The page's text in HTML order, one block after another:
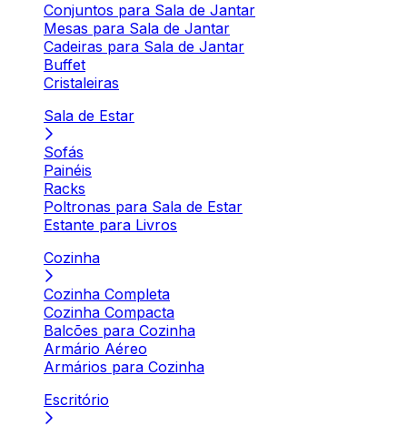
Conjuntos para Sala de Jantar
Mesas para Sala de Jantar
Cadeiras para Sala de Jantar
Buffet
Cristaleiras
Sala de Estar
Sofás
Painéis
Racks
Poltronas para Sala de Estar
Estante para Livros
Cozinha
Cozinha Completa
Cozinha Compacta
Balcões para Cozinha
Armário Aéreo
Armários para Cozinha
Escritório